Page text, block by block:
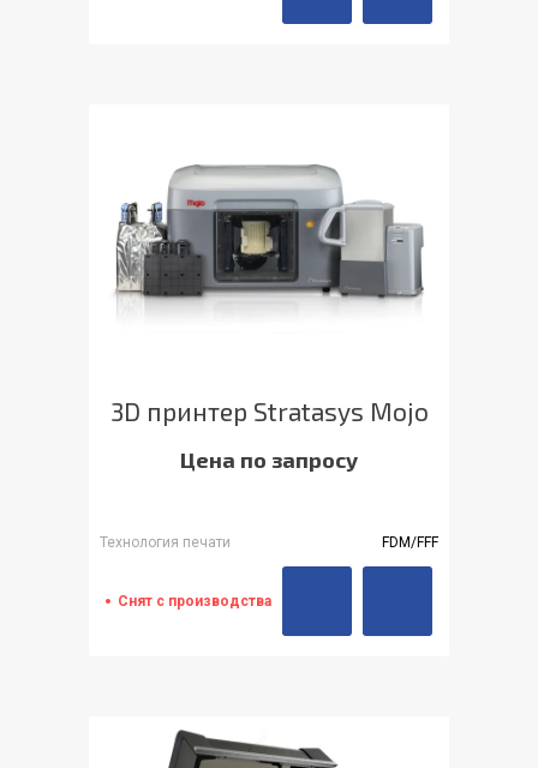
3D принтер Stratasys Mojo
Цена по запросу
Технология печати FDM/FFF
Снят с производства